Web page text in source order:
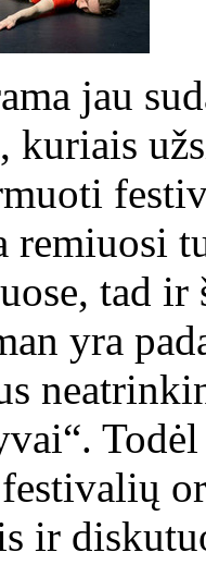
jau
kuriais
remiuosi
tad
yra
ir